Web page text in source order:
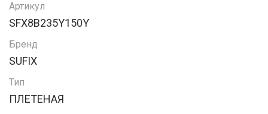
Артикул
SFX8B235Y150Y
Бренд
SUFIX
Тип
ПЛЕТЕНАЯ